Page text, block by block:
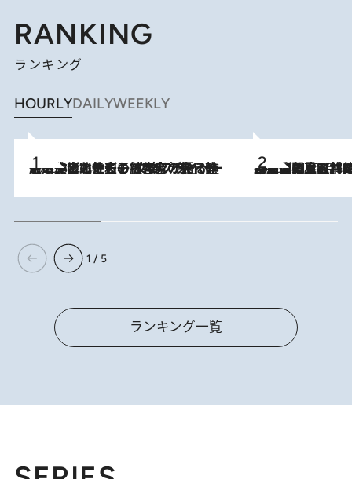
RANKING
ランキング
HOURLYDAILYWEEKLY
2026.8.3
《「文士の子ども被害者の会」発足！》阿川佐和子（72）が語る遠藤周作に北杜夫、劇作家・矢代静一の子どもたちの“文豪プライベート事件簿” 2026.8.8
「最後に見られてよかった」上野動物園の東園パンダ舎が解体前に特別公開。8月16日まで延長されたパネル展と共に辿る“半世紀”のパンダ飼育《解体工事の図面あり》
1 / 5
ランキング一覧